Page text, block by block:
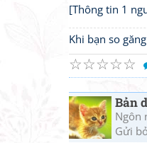
[Thông tin 1
Khi bạn so
☆
☆
☆
☆
☆
Bản
Ngôn
Gửi